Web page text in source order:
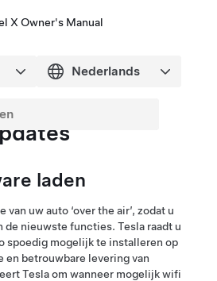
X Owner's Manual
laden
uw auto ‘over the air’, zodat u
de nieuwste functies. Tesla raadt u
spoedig mogelijk te installeren op
en betrouwbare levering van
Tesla om wanneer mogelijk wifi